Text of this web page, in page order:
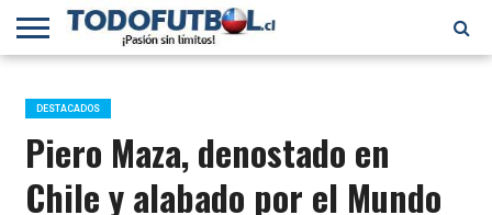
PRIMERA
B
SELECCIÓN
CHILENA
CHILENOS
EN EL
MUNDO
FÚTBOL
INTERNACIONAL
DESTACADOS
Piero Maza, denostado en
Chile y alabado por el Mundo